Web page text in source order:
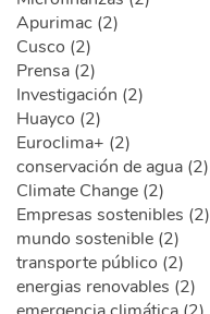
Apurimac (2)
Cusco (2)
Prensa (2)
Investigación (2)
Huayco (2)
Euroclima+ (2)
conservación de agua (2)
Climate Change (2)
Empresas sostenibles (2)
mundo sostenible (2)
transporte público (2)
energias renovables (2)